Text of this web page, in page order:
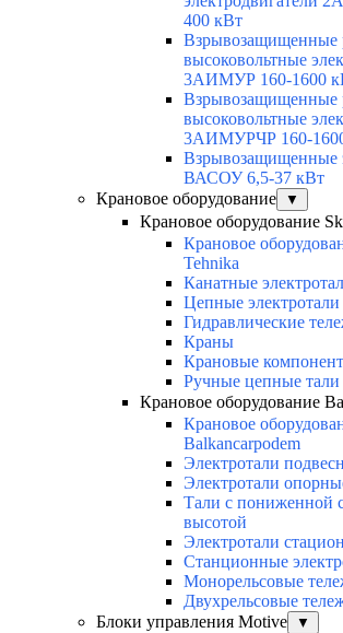
400 кВт
Взрывозащищенные
высоковольтные
3АИМУР 160-1600
Взрывозащищенные
высоковольтные
3АИМУРЧР 160-
Взрывозащищенные
ВАСОУ 6,5-37 кВт
Крановое оборудование
▼
Крановое оборудование
Крановое
Tehnika
Канатные
Цепные электротали
Гидравлические
Краны
Крановые
Ручные цепные тали
Крановое оборудование
Крановое
Balkancarpodem
Электротали
Электротали
Тали с пониженной
высотой
Электротали
Станционные
Монорельсовые
Двухрельсовые
Блоки управления Motive
▼